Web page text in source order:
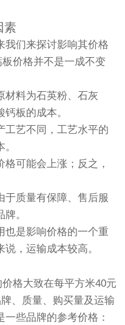
素
我们来探讨影响其价格
价格并不是一成不变
材料为石英粉、石灰
板的成本。
工艺不同，工艺水平的
可能会上涨；反之，
于质量有保障、售后服
。
也是影响价格的一个重
，运输成本较高。
格大致在每平方米40元
、质量、购买量及运输
些品牌的参考价格：